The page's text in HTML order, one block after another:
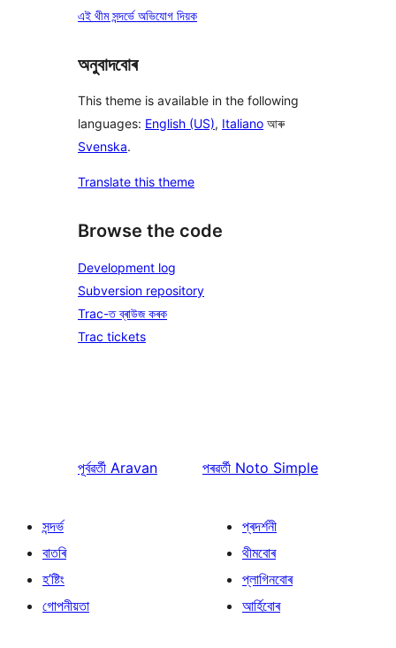
এই থীম সন্দৰ্ভে অভিযোগ দিয়ক
অনুবাদবোৰ
This theme is available in the following
languages: English (US), Italiano আৰু
Svenska.
Translate this theme
Browse the code
Development log
Subversion repository
Trac-ত ব্ৰাউজ কৰক
Trac tickets
পূৰ্বৱৰ্তী Aravan পৰৱৰ্তী Noto Simple
সন্দৰ্ভ
বাতৰি
হ’ষ্টিং
গোপনীয়তা
প্ৰদৰ্শনী
থীমবোৰ
প্লাগিনবোৰ
আৰ্হিবোৰ